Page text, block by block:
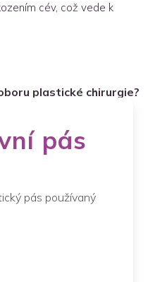
cév, což vede k
plastické chirurgie?
pás
pás používaný